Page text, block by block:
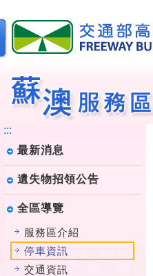
到
:::
最新消息
遺失物招領公告
全區導覽
服務區介紹
停車資訊
交通資訊